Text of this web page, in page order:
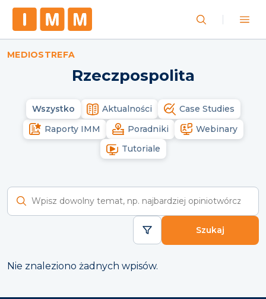
MEDIOSTREFA
Rzeczpospolita
Wszystko Aktualności
Case Studies
Raporty IMM
Poradniki
Webinary
Tutoriale
Szukaj
Nie znaleziono żadnych wpisów.